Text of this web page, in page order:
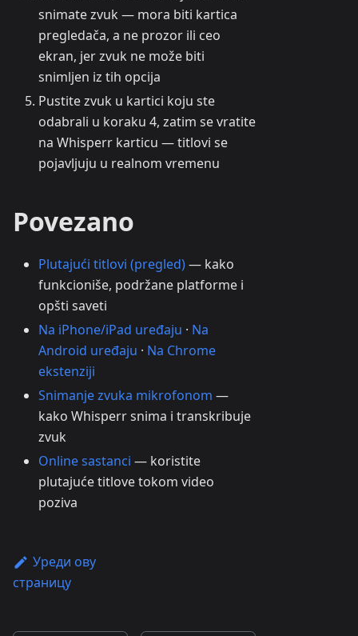
snimate zvuk — mora biti kartica
pregledača, a ne prozor ili ceo
ekran, jer zvuk ne može biti
snimljen iz tih opcija
Pustite zvuk u kartici koju ste
odabrali u koraku 4, zatim se vratite
na Whisperr karticu — titlovi se
pojavljuju u realnom vremenu
Povezano
Plutajući titlovi (pregled)— kako
funkcioniše, podržane platforme i
opšti saveti
Na iPhone/iPad uređaju · Na
Android uređaju · Na Chrome
ekstenziji
Snimanje zvuka mikrofonom —
kako Whisperr snima i transkribuje
zvuk
Online sastanci — koristite
plutajuće titlove tokom video
poziva
Уреди ову
страницу